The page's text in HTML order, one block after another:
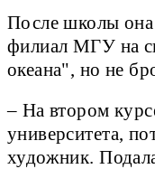
После школы
филиал МГУ на
океана", но не
– На втором
университета,
художник.